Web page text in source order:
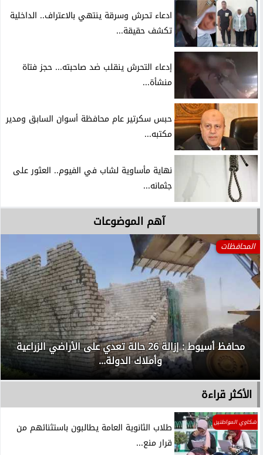
ادعاء تحرش وسرقة ينتهي بالاعتراف.. الداخلية
تكشف حقيقة...
إدعاء التحرش ينقلب ضد صاحبته... حجز فتاة
منشأة...
حبس سكرتير عام محافظة أسوان السابق ومدير
مكتبه...
نهاية مأساوية لشاب في الفيوم.. العثور على
جثمانه...
آهم الموضوعات
المحافظات
محافظ أسيوط : إزالة 26 حالة تعدي على الأراضي الزراعية
وأملاك الدولة...
الأكثر قراءة
شكاوي المواطنين
طلاب الثانوية العامة يطالبون باستثنائهم من
قرار منع...